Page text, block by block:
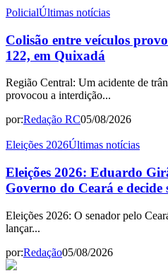
PolicialÚltimas notícias
Colisão entre veículos
122, em Quixadá
Região Central: Um acidente de
provocou a interdição...
por:Redação RC05/08/2026
Eleições 2026Últimas notícias
Eleições 2026: Eduardo
Governo do Ceará e decide
Eleições 2026: O senador pelo
lançar...
por:Redação05/08/2026